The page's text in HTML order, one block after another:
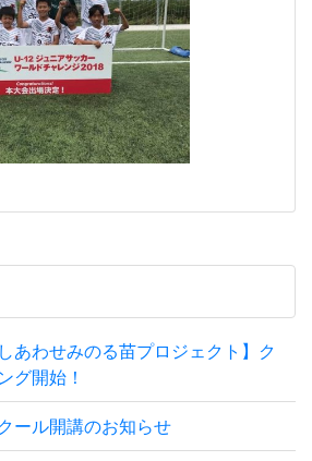
あわせみのる苗プロジェクト】ク
グ開始！
ール開講のお知らせ